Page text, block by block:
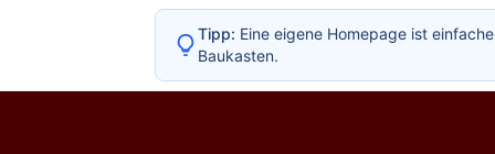
Tipp: Eine eigene Homepage ist
Baukasten.